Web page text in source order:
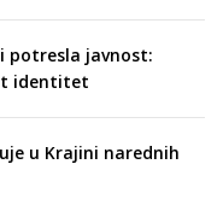
potresla javnost:
identitet
u Krajini narednih